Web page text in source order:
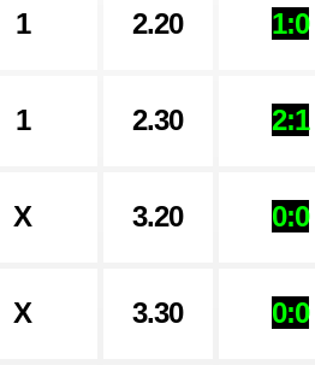
1 2.20 1:0
1 2.30 2:1
X 3.20 0:0
X 3.30 0:0